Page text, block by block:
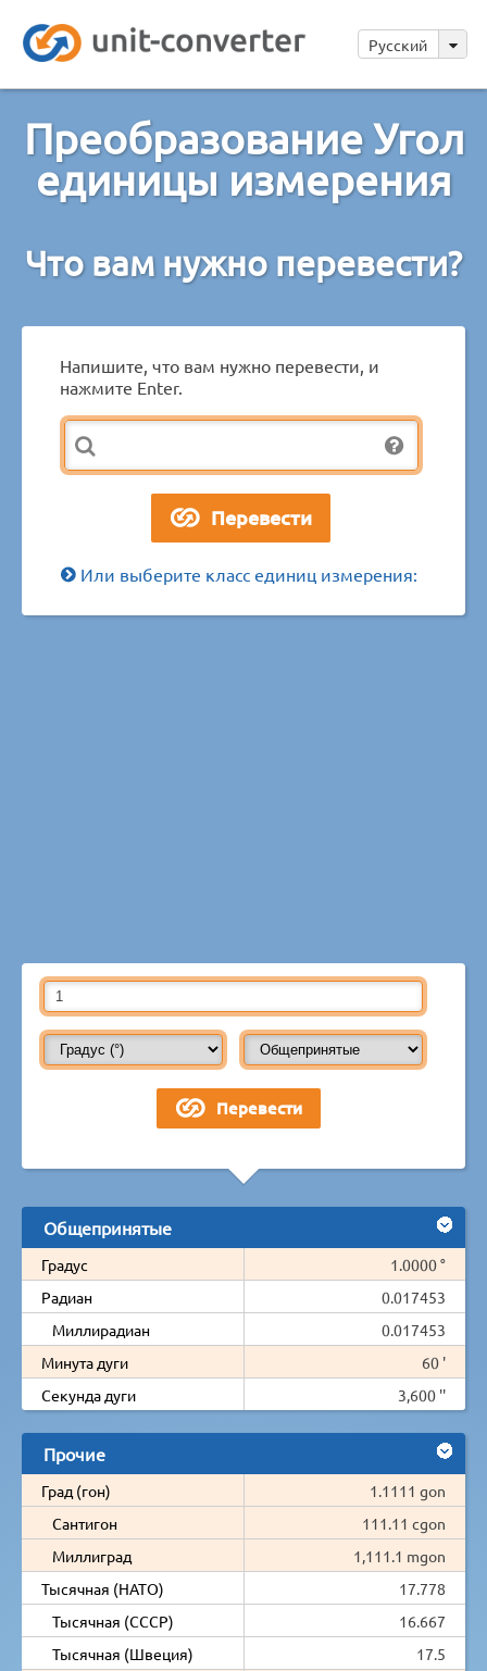
Русский
Преобразование Угол
единицы измерения
Что вам нужно перевести?
Напишите, что вам нужно перевести, и
нажмите Enter.
Или выберите класс единиц измерения:
Общепринятые
Градус
1.0000 °
Радиан
0.017453
Миллирадиан
0.017453
Минута дуги
60 '
Секунда дуги
3,600 ''
Прочие
Град (гон)
1.1111 gon
Сантигон
111.11 cgon
Миллиград
1,111.1 mgon
Тысячная (НАТО)
17.778
Тысячная (СССР)
16.667
Тысячная (Швеция)
17.5